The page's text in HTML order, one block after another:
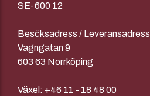
SE-600 12
Besöksadress / Leveransadress
Vagngatan 9
603 63 Norrköping
Växel: +46 11 - 18 48 00